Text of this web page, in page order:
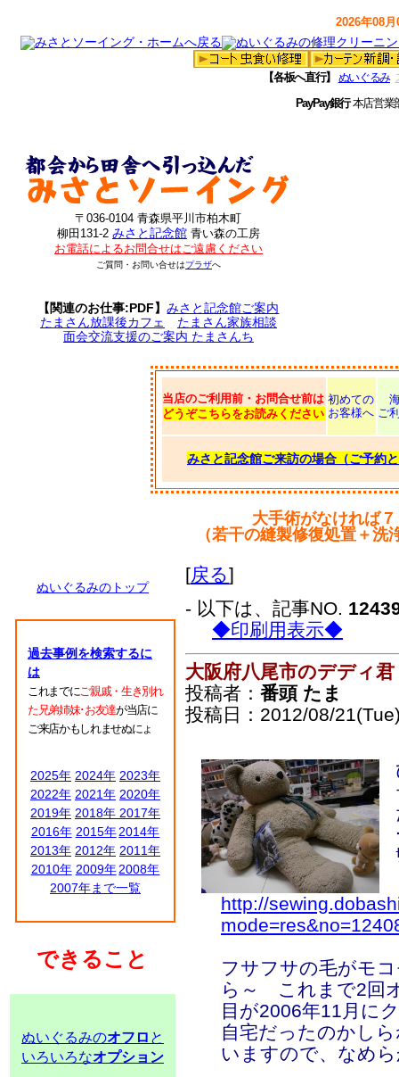
2026年08
【各板へ直行】 ぬいぐるみ
PayPay銀行本店営
〒036-0104 青森県平川市柏木町
柳田131-2 みさと記念館 青い森の工房
お電話によるお問合せはご遠慮ください
ご質問・お問い合せはプラザへ
【関連のお仕事:PDF】みさと記念館ご案内
たまさん放課後カフェ
たまさん家族相談
面会交流支援のご案内 たまさんち
当店のご利用前・お問合せ前は
どうぞこちらをお読みください
初めての
お客様へ ご
みさと記念館ご来訪の場合（ご予約
大手術がなければ
（若干の縫製修復処置＋
ぬいぐるみのトップ
過去事例を検索するに
は
これまでにご親戚・生き別れ
た兄弟姉妹･お友達が当店に
ご来店かもしれませぬにょ
2025年 2024年 2023年
2022年 2021年 2020年
2019年 2018年 2017年
2016年 2015年 2014年
2013年 2012年 2011年
2010年 2009年 2008年
2007年まで一覧
できること
ぬいぐるみのオフロ と
いろいろなオプション
[戻る]
- 以下は、記事NO.
◆印刷用表示◆
大阪府八尾市のデディ君
投稿者： 番頭 たま
投稿日：2012/08/
http://
フサフサの毛がモ
ら～ これまで2回
目が2006年11月に
自宅だったのかし
いますので、なめ